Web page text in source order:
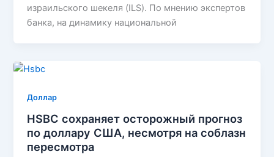
израильского шекеля (ILS). По мнению экспертов
банка, на динамику национальной
Доллар
HSBC сохраняет осторожный прогноз
по доллару США, несмотря на соблазн
пересмотра